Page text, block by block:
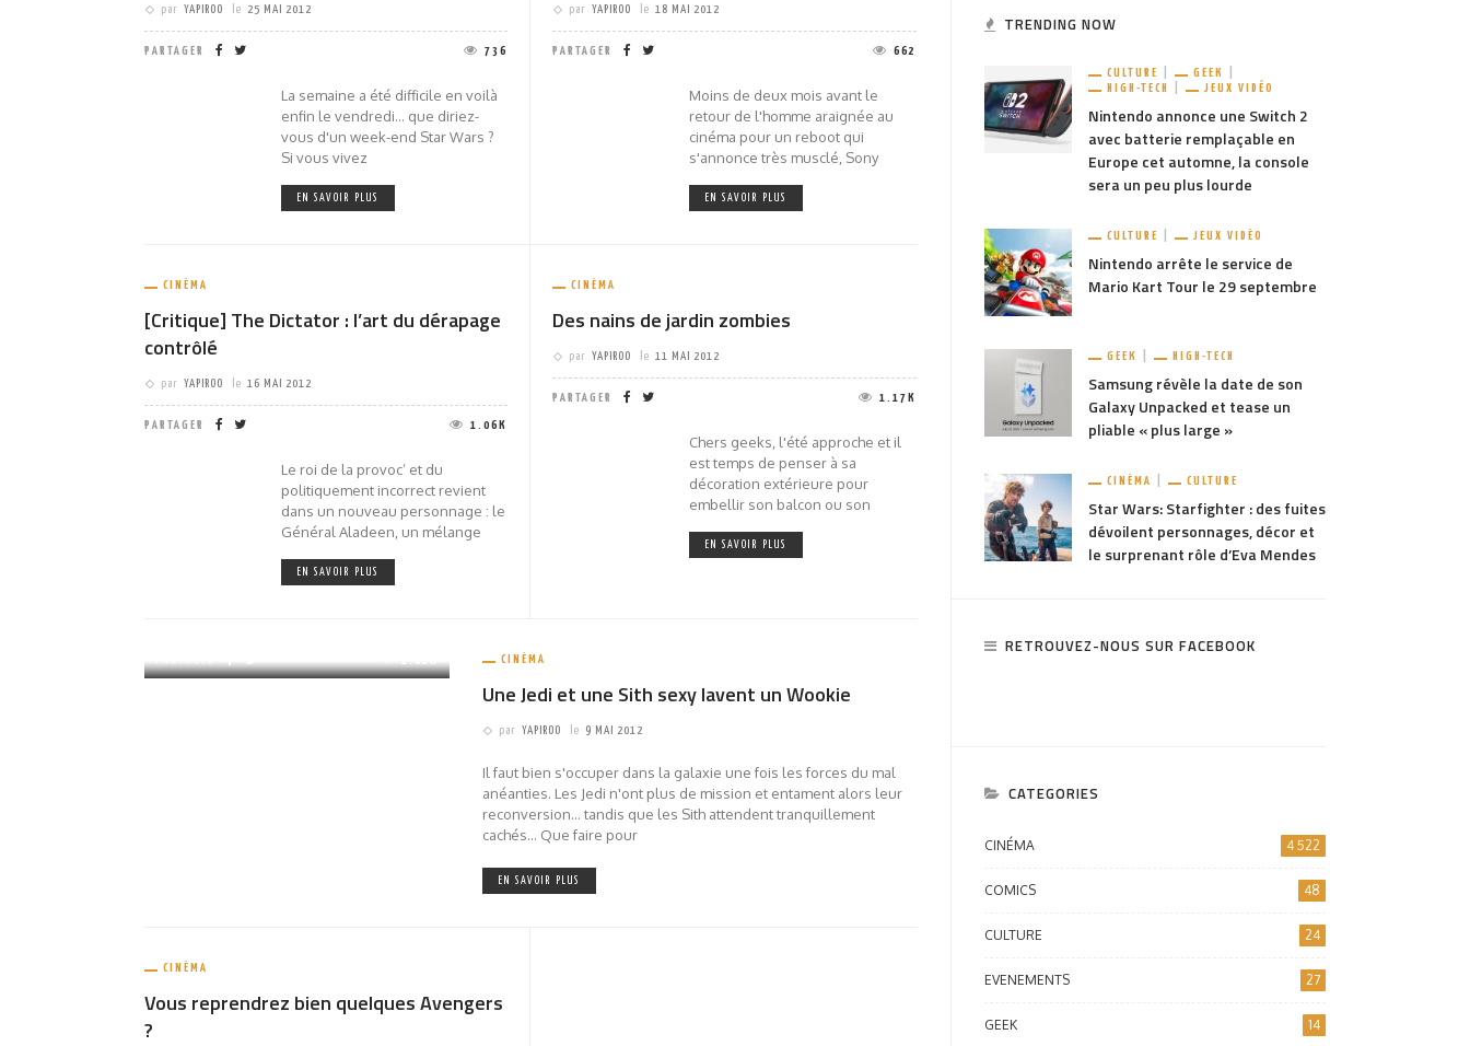
par YAPIROO le 25 MAI 2012
PARTAGER 736
La semaine a été difficile en voilà
enfin le vendredi... que diriez-
vous d'un week-end Star Wars ?
Si vous vivez
EN SAVOIR PLUS
par YAPIROO le 18 MAI 2012
PARTAGER 662
Moins de deux mois avant le
retour de l'homme araignée au
cinéma pour un reboot qui
s'annonce très musclé, Sony
EN SAVOIR PLUS
CINÉMA
[Critique] The Dictator : l’art du dérapage
contrôlé
par YAPIROO le 16 MAI 2012
PARTAGER 1.06K
Le roi de la provoc’ et du
politiquement incorrect revient
dans un nouveau personnage : le
Général Aladeen, un mélange
EN SAVOIR PLUS
CINÉMA
Des nains de jardin zombies
par YAPIROO le 11 MAI 2012
PARTAGER 1.17K
Chers geeks, l'été approche et il
est temps de penser à sa
décoration extérieure pour
embellir son balcon ou son
EN SAVOIR PLUS
CINÉMA
Une Jedi et une Sith sexy lavent un Wookie
par YAPIROO le 9 MAI 2012
Il faut bien s'occuper dans la galaxie une fois les forces du mal
anéanties. Les Jedi n'ont plus de mission et entament alors leur
reconversion... tandis que les Sith attendent tranquillement
cachés... Que faire pour
EN SAVOIR PLUS
CINÉMA
Vous reprendrez bien quelques Avengers
?
TRENDING NOW
CULTURE
GEEK
HIGH-TECH
JEUX VIDÉO
Nintendo annonce une Switch 2
avec batterie remplaçable en
Europe cet automne, la console
sera un peu plus lourde
CULTURE JEUX VIDÉO
Nintendo arrête le service de
Mario Kart Tour le 29 septembre
GEEK HIGH-TECH
Samsung révèle la date de son
Galaxy Unpacked et tease un
pliable « plus large »
CINÉMA CULTURE
Star Wars: Starfighter : des fuites
dévoilent personnages, décor et
le surprenant rôle d’Eva Mendes
RETROUVEZ-NOUS SUR FACEBOOK
CATEGORIES
CINÉMA 4 522
COMICS 48
CULTURE 24
EVENEMENTS 27
GEEK 14